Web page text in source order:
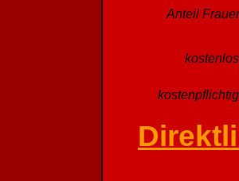
Anteil